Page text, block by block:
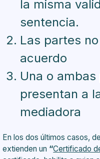
la misma
sentencia.
Las partes
acuerdo
Una o
presentan a
mediadora
En los dos últimos casos,
extienden un “Certificado